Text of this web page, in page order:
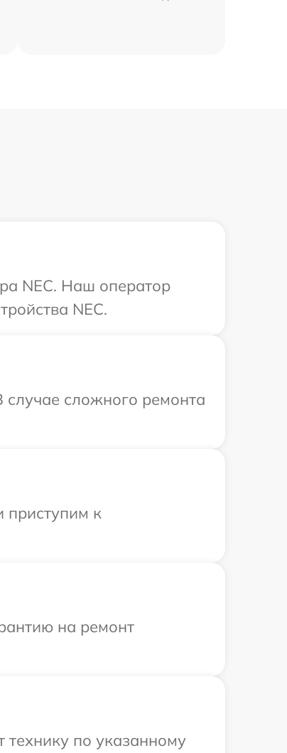
NEC. Наш оператор
NEC.
сложного ремонта
приступим к
на ремонт
по указанному